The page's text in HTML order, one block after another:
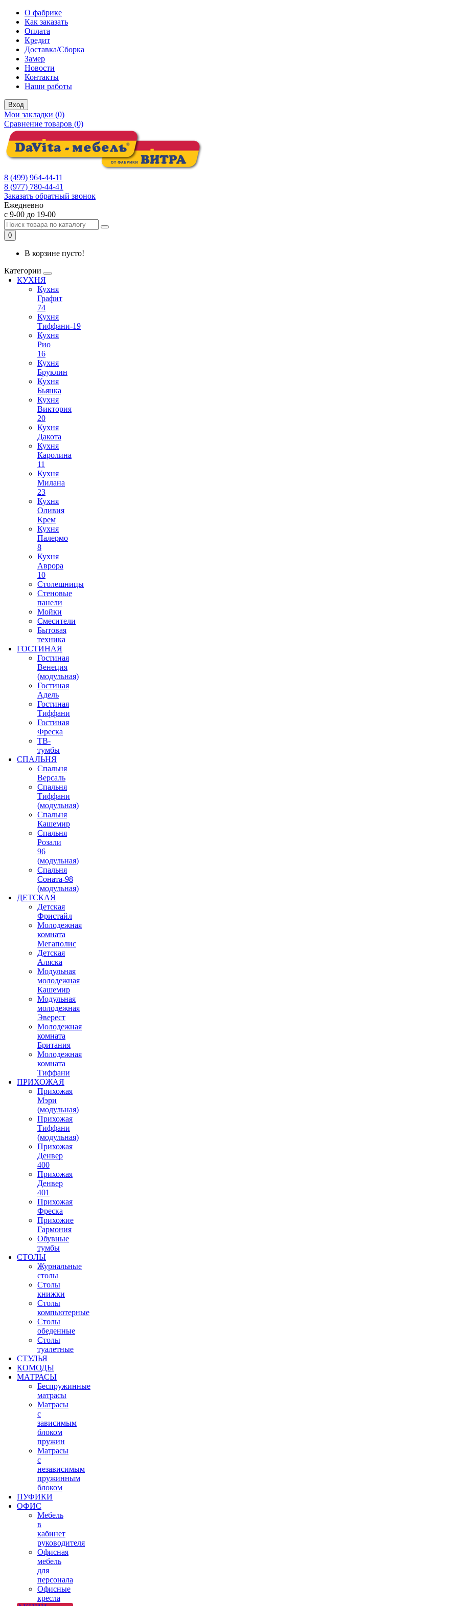
О фабрике
Как заказать
Оплата
Кредит
Доставка/Сборка
Замер
Новости
Контакты
Наши работы
Вход
Мои закладки (0)
Сравнение товаров (0)
8 (499) 964-44-11
8 (977) 780-44-41
Заказать обратный звонок
Ежедневно
с 9-00 до 19-00
0
В корзине пусто!
Категории
КУХНЯ
Кухня
Графит
74
Кухня
Тиффани-19
Кухня
Рио
16
Кухня
Бруклин
Кухня
Бьянка
Кухня
Виктория
20
Кухня
Дакота
Кухня
Каролина
11
Кухня
Милана
23
Кухня
Оливия
Крем
Кухня
Палермо
8
Кухня
Аврора
10
Столешницы
Стеновые
панели
Мойки
Смесители
Бытовая
техника
ГОСТИНАЯ
Гостиная
Венеция
(модульная)
Гостиная
Адель
Гостиная
Тиффани
Гостиная
Фреска
ТВ-
тумбы
СПАЛЬНЯ
Спальня
Версаль
Спальня
Тиффани
(модульная)
Спальня
Кашемир
Спальня
Розали
96
(модульная)
Спальня
Соната-98
(модульная)
ДЕТСКАЯ
Детская
Фристайл
Молодежная
комната
Мегаполис
Детская
Аляска
Модульная
молодежная
Кашемир
Модульная
молодежная
Эверест
Молодежная
комната
Британия
Молодежная
комната
Тиффани
ПРИХОЖАЯ
Прихожая
Мэри
(модульная)
Прихожая
Тиффани
(модульная)
Прихожая
Денвер
400
Прихожая
Денвер
401
Прихожая
Фреска
Прихожие
Гармония
Обувные
тумбы
СТОЛЫ
Журнальные
столы
Столы
книжки
Столы
компьютерные
Столы
обеденные
Столы
туалетные
СТУЛЬЯ
КОМОДЫ
МАТРАСЫ
Беспружинные
матрасы
Матрасы
с
зависимым
блоком
пружин
Матрасы
с
независимым
пружинным
блоком
ПУФИКИ
ОФИС
Мебель
в
кабинет
руководителя
Офисная
мебель
для
персонала
Офисные
кресла